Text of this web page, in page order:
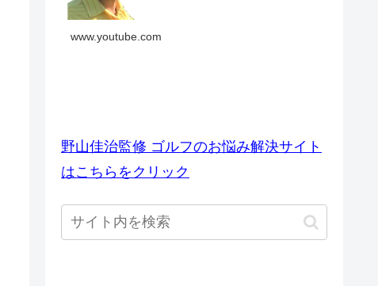
www.youtube.com
野山佳治監修 ゴルフのお悩み解決サイト
はこちらをクリック